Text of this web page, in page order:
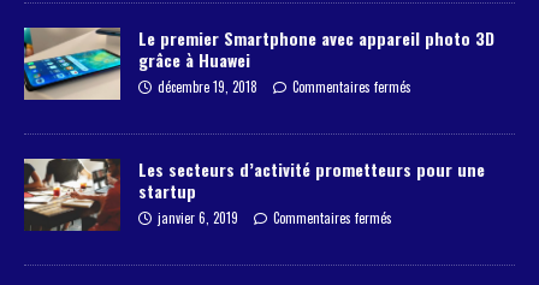
Le premier Smartphone avec appareil photo 3D
grâce à Huawei
décembre 19, 2018 Commentaires fermés
Les secteurs d’activité prometteurs pour une
startup
janvier 6, 2019 Commentaires fermés